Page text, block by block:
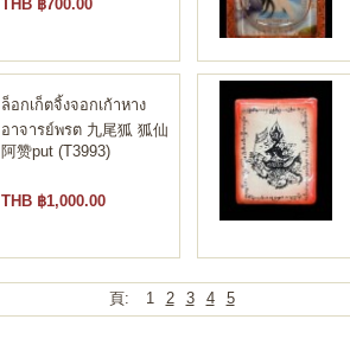
THB ฿700.00
ล็อกเก็ตจิ้งจอกเก้าหาง
อาจารย์พรต 九尾狐 狐仙
阿赞put (T3993)
THB ฿1,000.00
頁: 1 2 3 4 5